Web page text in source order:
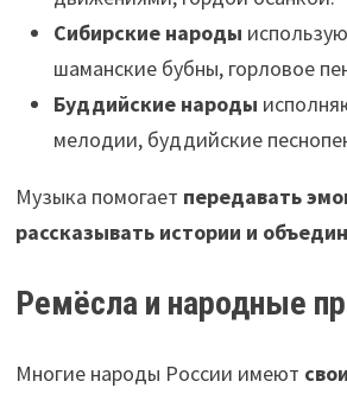
Сибирские народы
шаманские бубны, горловое
Буддийские народы
мелодии, буддийские
Музыка помогает передавать
рассказывать истории и
Ремёсла и народные
Многие народы России имеют